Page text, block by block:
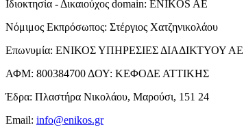
Ιδιοκτησία - Δικαιούχος domain: ENIKOS AE
Νόμιμος Εκπρόσωπος: Στέργιος Χατζηνικολάου
Επωνυμία: ΕΝΙΚΟΣ ΥΠΗΡΕΣΙΕΣ ΔΙΑΔΙΚΤΥΟΥ ΑΕ
ΑΦΜ: 800384700 ΔΟΥ: ΚΕΦΟΔΕ ΑΤΤΙΚΗΣ
Έδρα: Πλαστήρα Νικολάου, Μαρούσι, 151 24
Email: info@enikos.gr